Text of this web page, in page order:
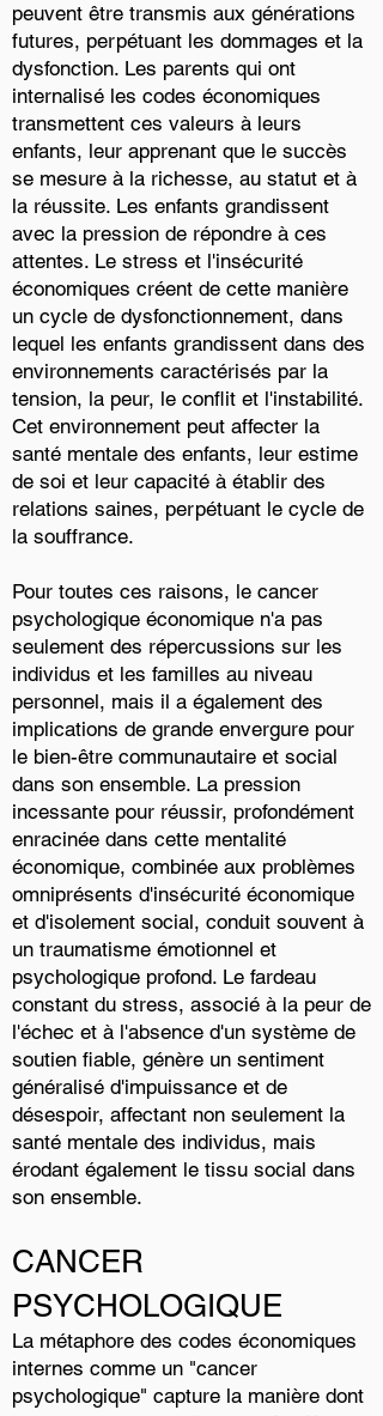
peuvent être transmis aux générations
futures, perpétuant les dommages et la
dysfonction. Les parents qui ont
internalisé les codes économiques
transmettent ces valeurs à leurs
enfants, leur apprenant que le succès
se mesure à la richesse, au statut et à
la réussite. Les enfants grandissent
avec la pression de répondre à ces
attentes. Le stress et l'insécurité
économiques créent de cette manière
un cycle de dysfonctionnement, dans
lequel les enfants grandissent dans des
environnements caractérisés par la
tension, la peur, le conflit et l'instabilité.
Cet environnement peut affecter la
santé mentale des enfants, leur estime
de soi et leur capacité à établir des
relations saines, perpétuant le cycle de
la souffrance.
Pour toutes ces raisons, le cancer
psychologique économique n'a pas
seulement des répercussions sur les
individus et les familles au niveau
personnel, mais il a également des
implications de grande envergure pour
le bien-être communautaire et social
dans son ensemble. La pression
incessante pour réussir, profondément
enracinée dans cette mentalité
économique, combinée aux problèmes
omniprésents d'insécurité économique
et d'isolement social, conduit souvent à
un traumatisme émotionnel et
psychologique profond. Le fardeau
constant du stress, associé à la peur de
l'échec et à l'absence d'un système de
soutien fiable, génère un sentiment
généralisé d'impuissance et de
désespoir, affectant non seulement la
santé mentale des individus, mais
érodant également le tissu social dans
son ensemble.
CANCER
PSYCHOLOGIQUE
La métaphore des codes économiques
internes comme un "cancer
psychologique" capture la manière dont